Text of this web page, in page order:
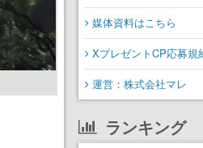
媒体資料はこちら
XプレゼントCP応募規
運営：株式会社マレ
ランキング